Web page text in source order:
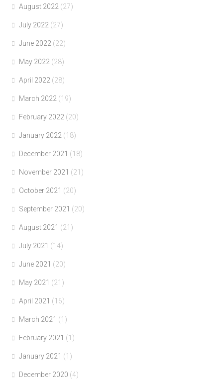
August 2022 (27)
July 2022 (27)
June 2022 (22)
May 2022 (28)
April 2022 (28)
March 2022 (19)
February 2022 (20)
January 2022 (18)
December 2021 (18)
November 2021 (21)
October 2021 (20)
September 2021 (20)
August 2021 (21)
July 2021 (14)
June 2021 (20)
May 2021 (21)
April 2021 (16)
March 2021 (1)
February 2021 (1)
January 2021 (1)
December 2020 (4)